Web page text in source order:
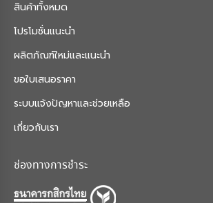
สินค้าทั้งหมด
โปรโมชั่นแนะนำ
ผลิตภัณฑ์ใหม่และแนะนำ
ขอใบเสนอราคา
ระบบแจ้งปัญหาและช่วยเหลือ
เกี่ยวกับเรา
ช่องทางการชำระ